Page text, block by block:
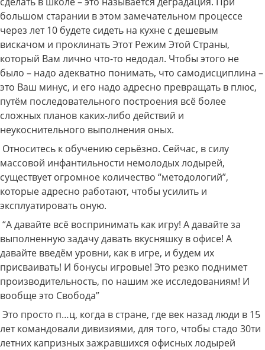
большом старании в этом замечательном процессе
через лет 10 будете сидеть на кухне с дешевым
вискачом и проклинать Этот Режим Этой Страны,
который Вам лично что-то недодал. Чтобы этого не
было – надо адекватно понимать, что самодисциплина –
это Ваш минус, и его надо адресно превращать в плюс,
путём последовательного построения всё более
сложных планов каких-либо действий и
неукоснительного выполнения оных.
Относитесь к обучению серьёзно. Сейчас, в силу
массовой инфантильности немолодых лодырей,
существует огромное количество “методологий”,
которые адресно работают, чтобы усилить и
эксплуатировать оную.
“А давайте всё воспринимать как игру! А давайте за
выполненную задачу давать вкусняшку в офисе! А
давайте введём уровни, как в игре, и будем их
присваивать! И бонусы игровые! Это резко поднимет
производительность, по нашим же исследованиям! И
вообще это Свобода”
Это просто п…ц, когда в стране, где век назад люди в 15
лет командовали дивизиями, для того, чтобы стадо 30ти
летних капризных зажравшихся офисных лодырей